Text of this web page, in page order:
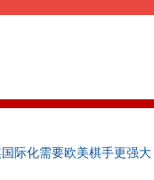
际化需要欧美棋手更强大